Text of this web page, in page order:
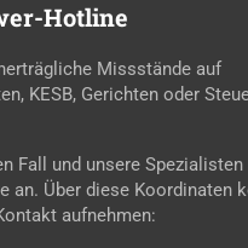
Hotline
Missstände auf
KESB, Gerichten oder
Fall und unsere
an. Über diese Koordinaten
aufnehmen: